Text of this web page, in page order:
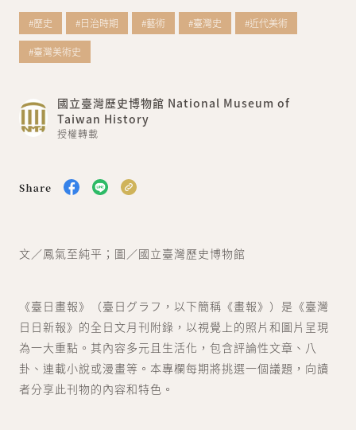
#歷史 #日治時期 #藝術 #臺灣史
#近代美術
#臺灣美術史
國立臺灣歷史博物館 National Museum of
Taiwan History
授權轉載
文／鳳氣至純平； 圖／國立臺灣歷史博物館
《臺日畫報》（臺日グラフ，以下簡稱《畫報》）是《臺灣
日日新報》的全日文月刊附錄，以視覺上的照片和圖片呈現
為一大重點。其內容多元且生活化，包含評論性文章、八
卦、連載小說或漫畫等。本專欄每期將挑選一個議題，向讀
者分享此刊物的內容和特色。